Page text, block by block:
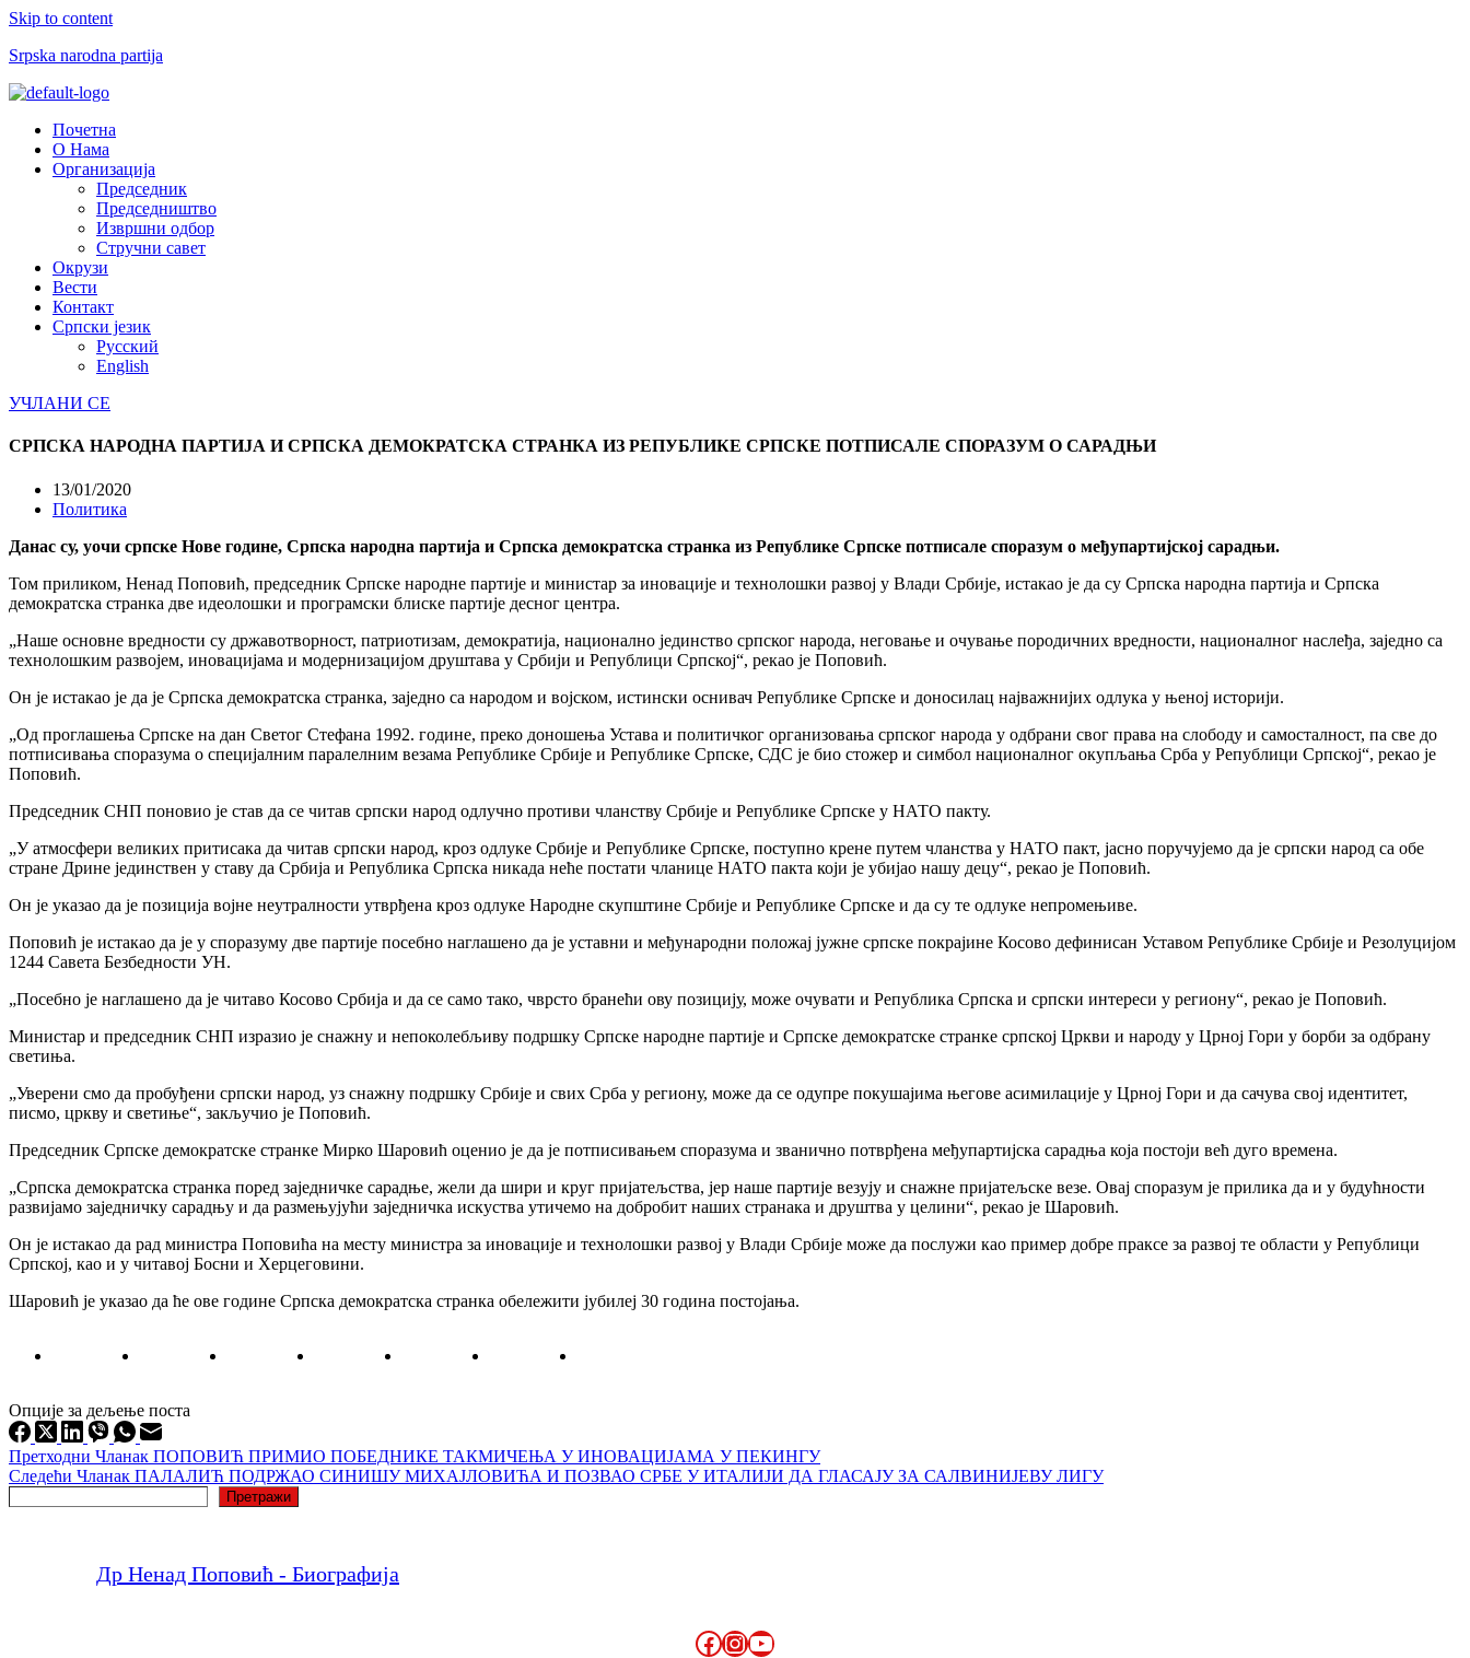
Skip to content
Srpska narodna partija
Menu
Почетна
О Нама
Организација
Председник
Председништво
Извршни одбор
Стручни савет
Окрузи
Вести
Контакт
Српски језик
Русский
English
УЧЛАНИ СЕ
СРПСКА НАРОДНА ПАРТИЈА И СРПСКА ДЕМОКРАТСКА СТРАНКА ИЗ РЕПУБЛИКЕ СРПСКЕ ПОТПИСАЛЕ СПОРАЗУМ О САРАДЊИ
13/01/2020
Политика
Данас су, уочи српске Нове године, Српска народна партија и Српска демократска странка из Републике Српске потписале споразум о међупартијској сарадњи.
Том приликом, Ненад Поповић, председник Српске народне партије и министар за иновације и технолошки развој у Влади Србије, истакао је да су Српска народна партија и Српска
демократска странка две идеолошки и програмски блиске партије десног центра.
„Наше основне вредности су државотворност, патриотизам, демократија, национално јединство српског народа, неговање и очување породичних вредности, националног наслеђа, заједно са
технолошким развојем, иновацијама и модернизацијом друштава у Србији и Републици Српској“, рекао је Поповић.
Он је истакао је да је Српска демократска странка, заједно са народом и војском, истински оснивач Републике Српске и доносилац најважнијих одлука у њеној историји.
„Од проглашења Српске на дан Светог Стефана 1992. године, преко доношења Устава и политичког организовања српског народа у одбрани свог права на слободу и самосталност, па све до
потписивања споразума о специјалним паралелним везама Републике Србије и Републике Српске, СДС је био стожер и симбол националног окупљања Срба у Републици Српској“, рекао је
Поповић.
Председник СНП поновио је став да се читав српски народ одлучно противи чланству Србије и Републике Српске у НАТО пакту.
„У атмосфери великих притисака да читав српски народ, кроз одлуке Србије и Републике Српске, поступно крене путем чланства у НАТО пакт, јасно поручујемо да је српски народ са обе
стране Дрине јединствен у ставу да Србија и Република Српска никада неће постати чланице НАТО пакта који је убијао нашу децу“, рекао је Поповић.
Он је указао да је позиција војне неутралности утврђена кроз одлуке Народне скупштине Србије и Републике Српске и да су те одлуке непромењиве.
Поповић је истакао да је у споразуму две партије посебно наглашено да је уставни и међународни положај јужне српске покрајине Косово дефинисан Уставом Републике Србије и Резолуцијом
1244 Савета Безбедности УН.
„Посебно је наглашено да је читаво Косово Србија и да се само тако, чврсто бранећи ову позицију, може очувати и Република Српска и српски интереси у региону“, рекао је Поповић.
Министар и председник СНП изразио је снажну и непоколебљиву подршку Српске народне партије и Српске демократске странке српској Цркви и народу у Црној Гори у борби за одбрану
светиња.
„Уверени смо да пробуђени српски народ, уз снажну подршку Србије и свих Срба у региону, може да се одупре покушајима његове асимилације у Црној Гори и да сачува свој идентитет,
писмо, цркву и светиње“, закључио је Поповић.
Председник Српске демократске странке Мирко Шаровић оценио је да је потписивањем споразума и званично потврђена међупартијска сарадња која постоји већ дуго времена.
„Српска демократска странка поред заједничке сарадње, жели да шири и круг пријатељства, јер наше партије везују и снажне пријатељске везе. Овај споразум је прилика да и у будућности
развијамо заједничку сарадњу и да размењујући заједничка искуства утичемо на добробит наших странака и друштва у целини“, рекао је Шаровић.
Он је истакао да рад министра Поповића на месту министра за иновације и технолошки развој у Влади Србије може да послужи као пример добре праксе за развој те области у Републици
Српској, као и у читавој Босни и Херцеговини.
Шаровић је указао да ће ове године Српска демократска странка обележити јубилеј 30 година постојања.
Опције за дељење поста
Претходни Чланак ПОПОВИЋ ПРИМИО ПОБЕДНИКЕ ТАКМИЧЕЊА У ИНОВАЦИЈАМА У ПЕКИНГУ
Следећи Чланак ПАЛАЛИЋ ПОДРЖАО СИНИШУ МИХАЈЛОВИЋА И ПОЗВАО СРБЕ У ИТАЛИЈИ ДА ГЛАСАЈУ ЗА САЛВИНИЈЕВУ ЛИГУ
Претражи
Др Ненад Поповић - Биографија
Facebook
Instagram
YouTube